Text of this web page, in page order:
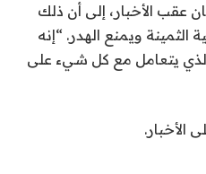
عقب الأخبار، إلى أن ذلك
ويمنع الهدر. “إنه
يتعامل مع كل شيء على
الأخبار.